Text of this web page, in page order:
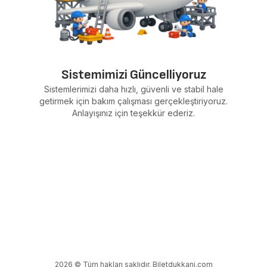
Sistemimizi Güncelliyoruz
Sistemlerimizi daha hızlı, güvenli ve stabil hale
getirmek için bakım çalışması gerçekleştiriyoruz.
Anlayışınız için teşekkür ederiz.
2026 © Tüm hakları saklıdır. Biletdukkani.com